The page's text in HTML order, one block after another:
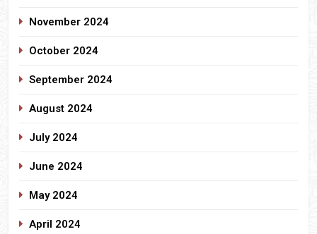
November 2024
October 2024
September 2024
August 2024
July 2024
June 2024
May 2024
April 2024